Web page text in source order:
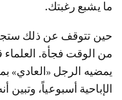
ما يشبع رغبتك.
حين تتوقف عن ذلك ستجد
من الوقت فجأة. العلماء
يمضيه الرجل «العادي»
الإباحية أسبوعياً، وتبين